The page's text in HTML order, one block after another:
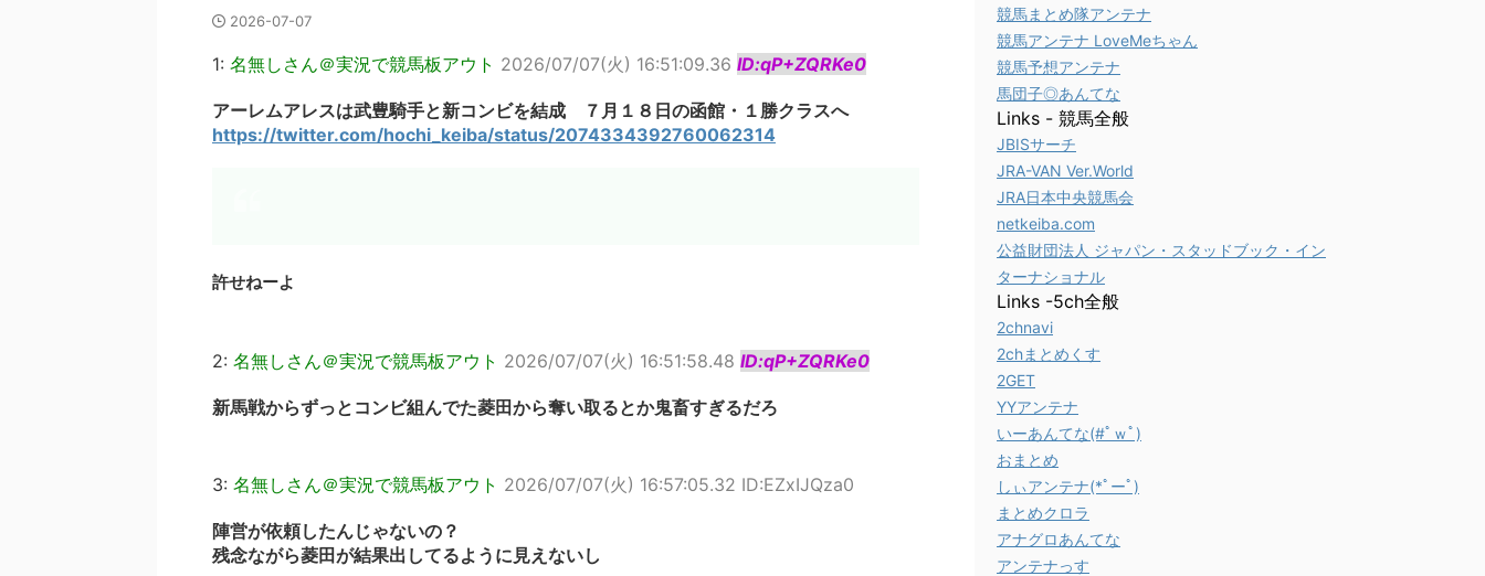
2026-07-07
1: 名無しさん＠実況で競馬板アウト 2026/07/07(火) 16:51:09.36 ID:qP+ZQRKe0
アーレムアレスは武豊騎手と新コンビを結成 ７月１８日の函館・１勝クラスへ
https://twitter.com/hochi_keiba/status/2074334392760062314
許せねーよ
2: 名無しさん＠実況で競馬板アウト 2026/07/07(火) 16:51:58.48 ID:qP+ZQRKe0
新馬戦からずっとコンビ組んでた菱田から奪い取るとか鬼畜すぎるだろ
3: 名無しさん＠実況で競馬板アウト 2026/07/07(火) 16:57:05.32 ID:EZxIJQza0
陣営が依頼したんじゃないの？
残念ながら菱田が結果出してるように見えないし
競馬まとめ隊アンテナ
競馬アンテナ LoveMeちゃん
競馬予想アンテナ
馬団子◎あんてな
Links - 競馬全般
JBISサーチ
JRA-VAN Ver.World
JRA日本中央競馬会
netkeiba.com
公益財団法人 ジャパン・スタッドブック・イン
ターナショナル
Links -5ch全般
2chnavi
2chまとめくす
2GET
YYアンテナ
いーあんてな(#ﾟｗﾟ)
おまとめ
しぃアンテナ(*ﾟーﾟ)
まとめクロラ
アナグロあんてな
アンテナっす